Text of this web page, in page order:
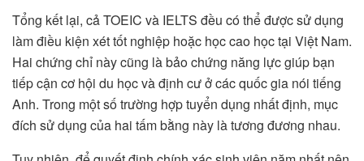
Tổng kết lại, cả TOEIC và IELTS đều có thể được sử dụng
làm điều kiện xét tốt nghiệp hoặc học cao học tại Việt Nam.
Hai chứng chỉ này cũng là bảo chứng năng lực giúp bạn
tiếp cận cơ hội du học và định cư ở các quốc gia nói tiếng
Anh. Trong một số trường hợp tuyển dụng nhất định, mục
đích sử dụng của hai tấm bằng này là tương đương nhau.